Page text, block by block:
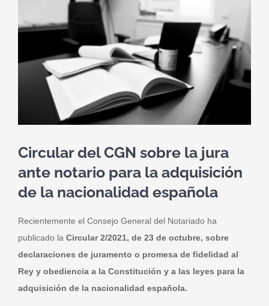
grande
Circular del CGN sobre la jura
ante notario para la adquisición
de la nacionalidad española
Recientemente el Consejo General del Notariado ha
publicado la Circular 2/2021, de 23 de octubre, sobre
declaraciones de juramento o promesa de fidelidad al
Rey y obediencia a la Constitución y a las leyes para la
adquisición de la nacionalidad española.